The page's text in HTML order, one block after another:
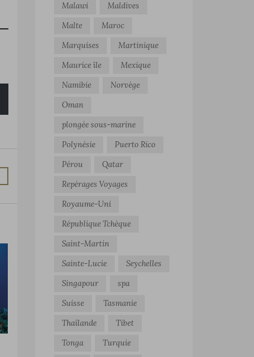
Malawi
Maldives
Malte
Maroc
Marquises
Martinique
Maurice île
Mexique
Namibie
Norvège
Oman
plongée sous-marine
Polynésie
Puerto Rico
Pérou
Qatar
Repérages Voyages
Royaume-Uni
République Tchèque
Saint-Martin
Sainte-Lucie
Seychelles
Singapour
spa
Suisse
Tasmanie
Thaïlande
Tibet
Tonga
Turquie